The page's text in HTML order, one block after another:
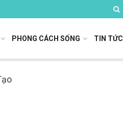
PHONG CÁCH SỐNG TIN TỨC